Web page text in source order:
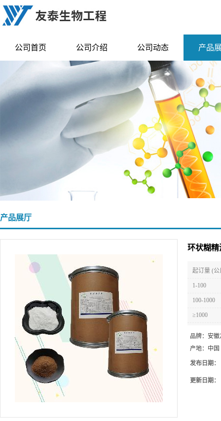
公司首页 公司介绍 公司动态 产品
产品展厅
环状糊精
起订量 (公
1-100
100-1000
≥1000
品牌： 安徽
产地： 中国
发布日期：
更新日期：